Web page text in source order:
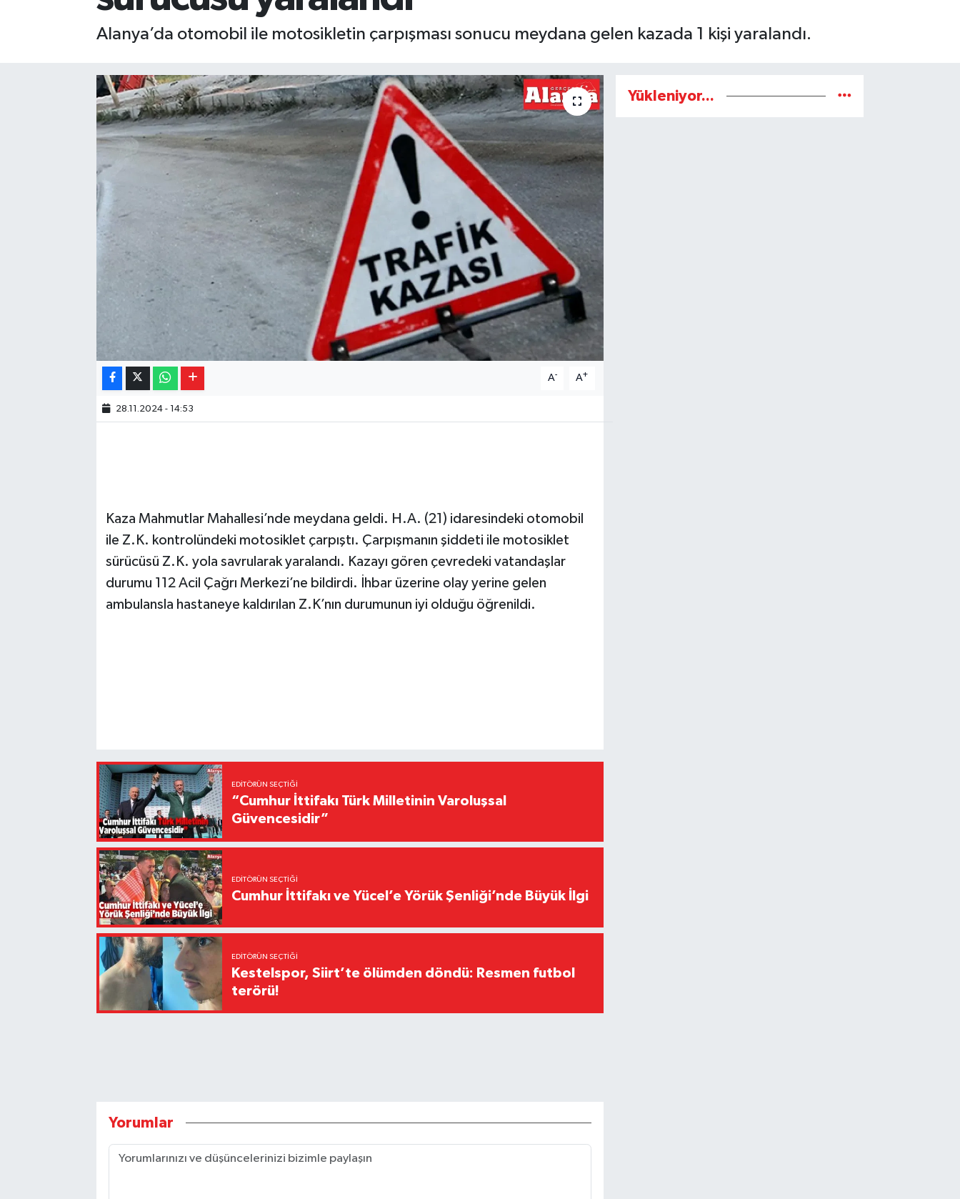
Alanya’da otomobil ile motosikletin çarpışması sonucu meydana gelen kazada 1 kişi yaralandı.
A- A+
28.11.2024 - 14:53
Kaza Mahmutlar Mahallesi’nde meydana geldi. H.A. (21) idaresindeki otomobil
ile Z.K. kontrolündeki motosiklet çarpıştı. Çarpışmanın şiddeti ile motosiklet
sürücüsü Z.K. yola savrularak yaralandı. Kazayı gören çevredeki vatandaşlar
durumu 112 Acil Çağrı Merkezi’ne bildirdi. İhbar üzerine olay yerine gelen
ambulansla hastaneye kaldırılan Z.K’nın durumunun iyi olduğu öğrenildi.
EDITÖRÜN SEÇTIĞI
“Cumhur İttifakı Türk Milletinin Varoluşsal
Güvencesidir”
EDITÖRÜN SEÇTIĞI
Cumhur İttifakı ve Yücel’e Yörük Şenliği’nde Büyük İlgi
EDITÖRÜN SEÇTIĞI
Kestelspor, Siirt’te ölümden döndü: Resmen futbol
terörü!
Yorumlar
Yükleniyor...
Gizlilik İlkeleri - Privacy Policy